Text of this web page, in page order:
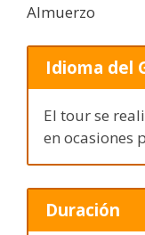
Almuerzo
Idioma del
El tour se
en ocasiones
Duración